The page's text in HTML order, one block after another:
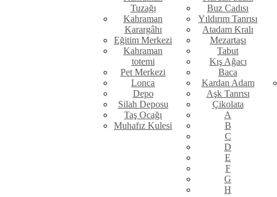
Tuzağı
Kahraman
Karargâhı
Eğitim Merkezi
Kahraman
totemi
Pet Merkezi
Lonca
Depo
Silah Deposu
Taş Ocağı
Muhafız Kulesi
Buz Cadısı
Yıldırım Tanrısı
Atadam Kralı
Mezartaşı
Tabut
Kış Ağacı
Baca
Kardan Adam
Aşk Tanrısı
Çikolata
A
B
C
D
E
F
G
H